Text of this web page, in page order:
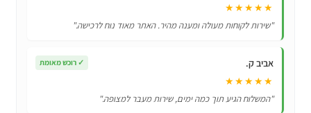
Balls
★★★★★
"שירות לקוחות מעולה ומענה מהיר. האתר מאוד נוח לרכישה."
אביב ק. ✓ רוכש מאומת
★★★★★
"המשלוח הגיע תוך כמה ימים, שירות מעבר למצופה."